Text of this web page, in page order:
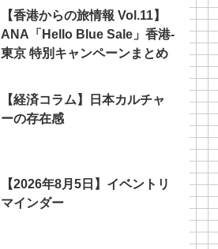
【香港からの旅情報 Vol.11】
ANA「Hello Blue Sale」香港‐
東京 特別キャンペーンまとめ
【経済コラム】日本カルチャ
ーの存在感
【2026年8月5日】イベントリ
マインダー